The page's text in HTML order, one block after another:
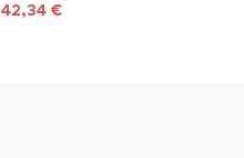
42,34 €